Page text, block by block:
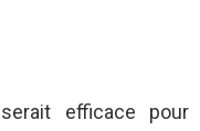
efficace pour